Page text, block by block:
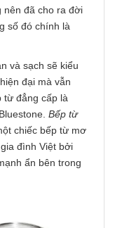
nên đã cho ra đời
số đó chính là
và sạch sẽ kiểu
đại mà vẫn
từ đẳng cấp là
Bếp từ
chiếc bếp từ mơ
đình Việt bởi
ẩn bên trong